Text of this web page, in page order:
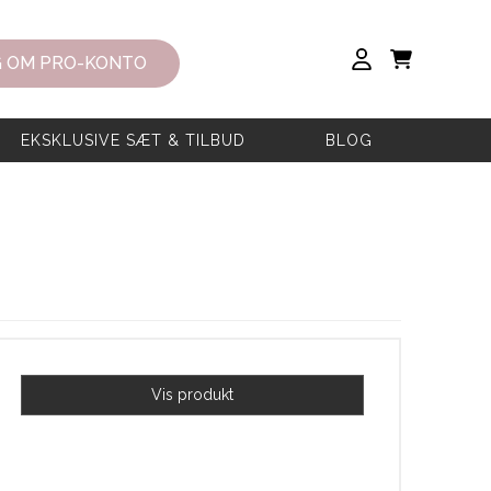
OM PRO-KONTO
EKSKLUSIVE SÆT & TILBUD BLOG
Vis produkt